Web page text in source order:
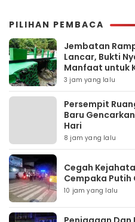
PILIHAN PEMBACA
Jembatan
Lancar, Bukti
Manfaat untuk
3 jam yang lalu
Persempit
Baru
Hari
8 jam yang lalu
Cegah
Cempaka Putih
10 jam yang lalu